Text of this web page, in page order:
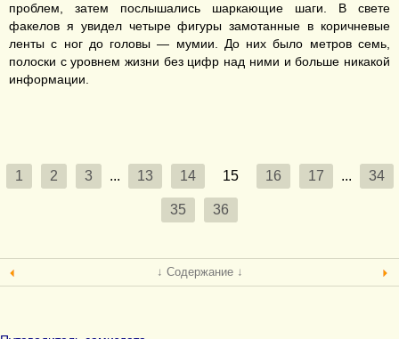
проблем, затем послышались шаркающие шаги. В свете
факелов я увидел четыре фигуры замотанные в коричневые
ленты с ног до головы — мумии. До них было метров семь,
полоски с уровнем жизни без цифр над ними и больше никакой
информации.
1 2 3 ... 13 14 15 16 17 ... 34
35 36
↓ Содержание ↓